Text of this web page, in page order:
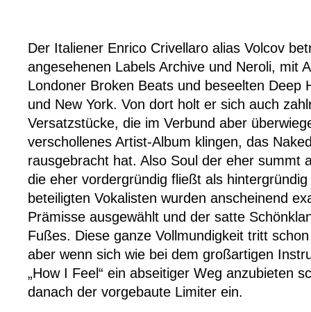
Der Italiener Enrico Crivellaro alias Volcov
angesehenen Labels Archive und Neroli, mit
Londoner Broken Beats und beseelten Deep
und New York. Von dort holt er sich auch
Versatzstücke, die im Verbund aber
verschollenes Artist-Album klingen, das
rausgebracht hat. Also Soul der eher summt
die eher vordergründig fließt als
beteiligten Vokalisten wurden anscheinend
Prämisse ausgewählt und der satte
Fußes. Diese ganze Vollmundigkeit tritt
aber wenn sich wie bei dem großartigen
„How I Feel“ ein abseitiger Weg anzubieten
danach der vorgebaute Limiter ein.